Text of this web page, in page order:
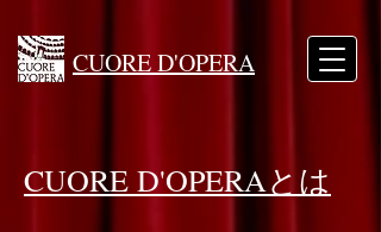
CUORE D'OPERA
CUORE D'OPERAとは